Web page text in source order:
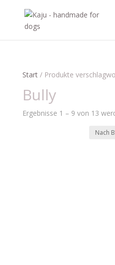
Start/ Produkte
Bully
Ergebnisse 1 – 9 von 13